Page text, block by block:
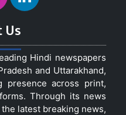
Hindi newspapers
and Uttarakhand,
across print,
Through its news
latest breaking news,